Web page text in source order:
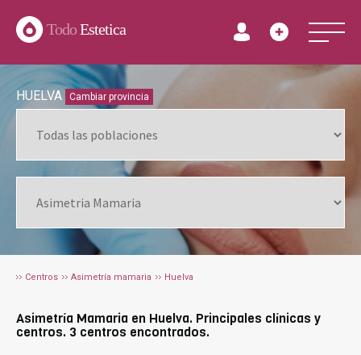
TodoEstetica
HUELVA Cambiar provincia
Centros Asimetría mamaria Huelva
Asimetría Mamaria en Huelva. Principales clínicas y
centros. 3 centros encontrados.